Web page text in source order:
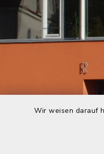
Wir weisen darauf